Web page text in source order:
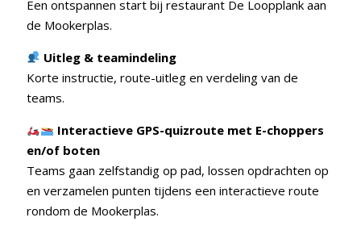
Een ontspannen start bij restaurant De Loopplank aan
de Mookerplas.
Uitleg & teamindeling
Korte instructie, route-uitleg en verdeling van de
teams.
Interactieve GPS-quizroute met E-choppers
en/of boten
Teams gaan zelfstandig op pad, lossen opdrachten op
en verzamelen punten tijdens een interactieve route
rondom de Mookerplas.